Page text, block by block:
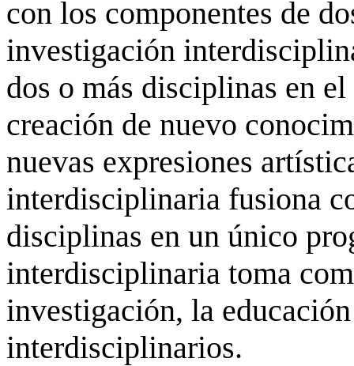
con los componentes de
investigación
dos o más disciplinas en
creación de nuevo
nuevas expresiones
interdisciplinaria fusiona
disciplinas en un único
interdisciplinaria toma
investigación, la
interdisciplinarios.